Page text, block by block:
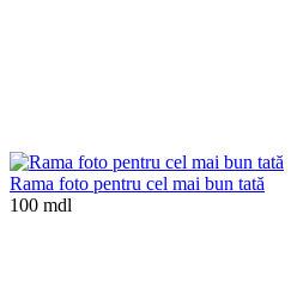
Rama foto pentru cel mai bun tată
100 mdl